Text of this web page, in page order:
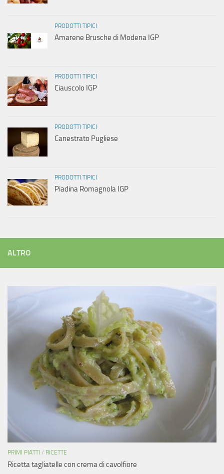
PRODOTTI TIPICI
Amarene Brusche di Modena IGP
PRODOTTI TIPICI
Ciauscolo IGP
PRODOTTI TIPICI
Canestrato Pugliese
PRODOTTI TIPICI
Piadina Romagnola IGP
ALTRO
PRIMI PIATTI / RICETTE
Ricetta tagliatelle con crema di cavolfiore